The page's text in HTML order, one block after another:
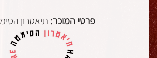
פרטי המוכר: תיאטרון